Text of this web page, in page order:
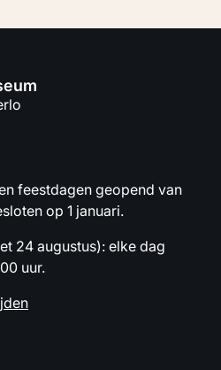
feestdagen geopend van
op 1 januari.
24 augustus): elke dag
uur.